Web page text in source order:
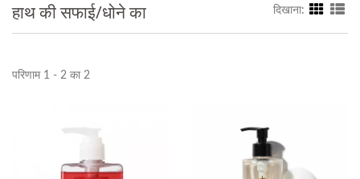
हाथ की सफाई/धोने का दिखाना:
परिणाम 1 - 2 का 2